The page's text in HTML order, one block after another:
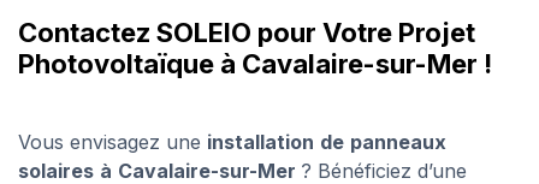
Contactez SOLEIO pour Votre Projet
Photovoltaïque à Cavalaire-sur-Mer !
Vous envisagez une installation de panneaux
solaires à Cavalaire-sur-Mer ? Bénéficiez d’une